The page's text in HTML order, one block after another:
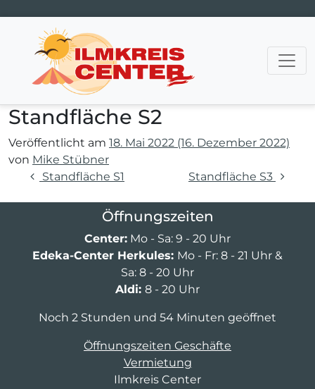
Hauptnavigation
Standfläche S2
Veröffentlicht am 18. Mai 2022 (16. Dezember 2022)
von Mike Stübner
Beitragsnavigation
Standfläche S1 Standfläche S3
Öffnungszeiten
Center: Mo - Sa: 9 - 20 Uhr
Edeka-Center Herkules: Mo - Fr: 8 - 21 Uhr &
Sa: 8 - 20 Uhr
Aldi: 8 - 20 Uhr
Noch 2 Stunden und 54 Minuten geöffnet
Öffnungszeiten Geschäfte
Vermietung
Ilmkreis Center